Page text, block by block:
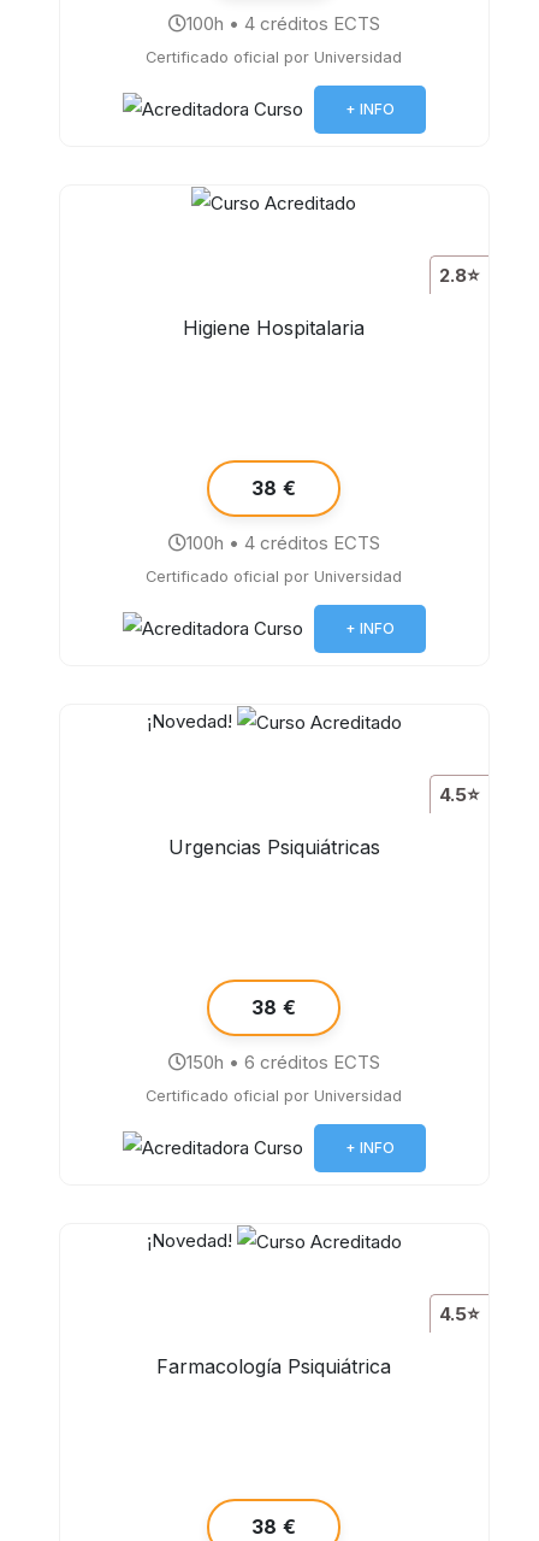
100h • 4 créditos ECTS
Certificado oficial por Universidad
+ INFO
2.8⭐
Higiene Hospitalaria
38 €
100h • 4 créditos ECTS
Certificado oficial por Universidad
+ INFO
¡Novedad!
4.5⭐
Urgencias Psiquiátricas
38 €
150h • 6 créditos ECTS
Certificado oficial por Universidad
+ INFO
¡Novedad!
4.5⭐
Farmacología Psiquiátrica
38 €